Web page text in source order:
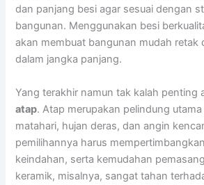
dan panjang besi agar sesuai dengan
bangunan. Menggunakan besi
akan membuat bangunan mudah retak
dalam jangka panjang.
Yang terakhir namun tak kalah penting
atap. Atap merupakan pelindung
matahari, hujan deras, dan angin
pemilihannya harus
keindahan, serta kemudahan
keramik, misalnya, sangat tahan